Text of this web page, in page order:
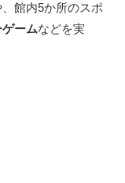
、館内5か所のスポ
ームなどを実